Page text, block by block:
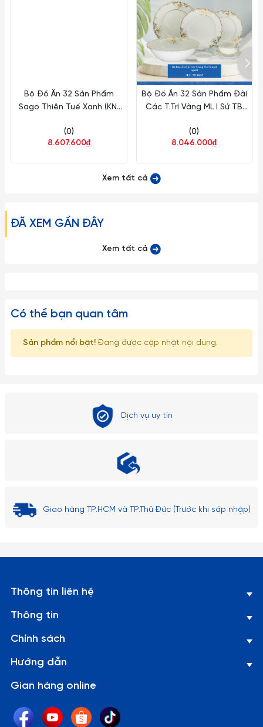
khách vui lòng để ngoài tầm với trẻ em.
2. Về kích thước: Do góc chụp khác nhau nên sẽ gây ra những
lỗi thị giác nhất định. Sai số có thể từ 1-2cm
Bộ Đồ Ăn 32 Sản Phẩm
Sago Thiên Tuế Xanh (KN)
(0)
8.607.600₫
Bộ Đồ Ăn 32 Sản Phẩm Đài
Các T.Trí Vàng ML I Sứ TB
(0)
8.046.000₫
Xem tất cả
ĐÃ XEM GẦN ĐÂY
Xem tất cả
Có thể bạn quan tâm
Sản phẩm nổi bật! Đang được cập nhật nội dung.
Dịch vụ uy tín
Giao hàng TP.HCM và TP.Thủ Đức (Trước khi sáp nhập)
Thông tin liên hệ
Thông tin
Chính sách
Hướng dẫn
Gian hàng online